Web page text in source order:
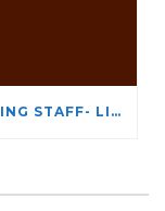
JOB POSTING — ACADEMIC TEACHING STAFF- LIMITED TERM APPOINTMENT: RELIGIOUS STUDIES